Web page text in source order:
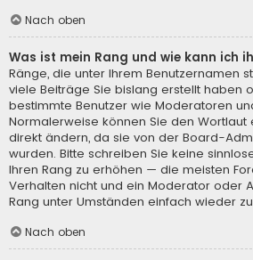
Nach oben
Was ist mein Rang und wie kann ich
Ränge, die unter Ihrem Benutzernamen
viele Beiträge Sie bislang erstellt haben
bestimmte Benutzer wie Moderatoren
Normalerweise können Sie den Wortlaut
direkt ändern, da sie von der Board-
wurden. Bitte schreiben Sie keine
Ihren Rang zu erhöhen — die meisten
Verhalten nicht und ein Moderator oder
Rang unter Umständen einfach wieder
Nach oben